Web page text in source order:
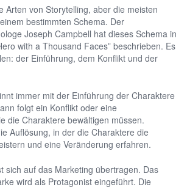
Arten von Storytelling, aber die meisten
bestimmten Schema. Der
Joseph Campbell hat dieses Schema in
with a Thousand Faces” beschrieben. Es
der Einführung, dem Konflikt und der
immer mit der Einführung der Charaktere
folgt ein Konflikt oder eine
die Charaktere bewältigen müssen.
Auflösung, in der die Charaktere die
und eine Veränderung erfahren.
sich auf das Marketing übertragen. Das
wird als Protagonist eingeführt. Die